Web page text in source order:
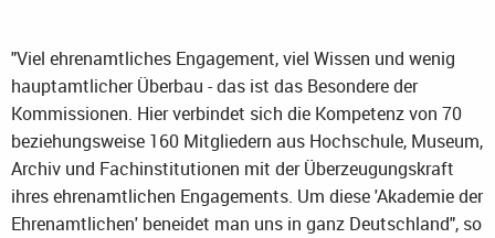
"Viel ehrenamtliches Engagement, viel Wissen und wenig
hauptamtlicher Überbau - das ist das Besondere der
Kommissionen. Hier verbindet sich die Kompetenz von 70
beziehungsweise 160 Mitgliedern aus Hochschule, Museum,
Archiv und Fachinstitutionen mit der Überzeugungskraft
ihres ehrenamtlichen Engagements. Um diese 'Akademie der
Ehrenamtlichen' beneidet man uns in ganz Deutschland", so